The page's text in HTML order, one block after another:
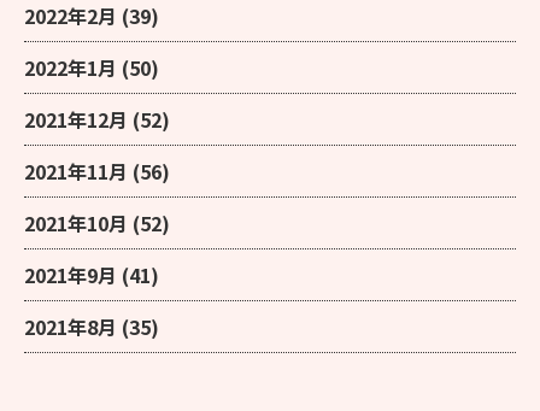
2022年2月 (39)
2022年1月 (50)
2021年12月 (52)
2021年11月 (56)
2021年10月 (52)
2021年9月 (41)
2021年8月 (35)